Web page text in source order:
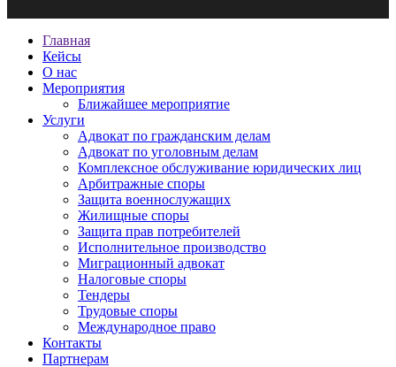
Главная
Кейсы
О нас
Мероприятия
Ближайшее мероприятие
Услуги
Адвокат по гражданским делам
Адвокат по уголовным делам
Комплексное обслуживание юридических лиц
Арбитражные споры
Защита военнослужащих
Жилищные споры
Защита прав потребителей
Исполнительное производство
Миграционный адвокат
Налоговые споры
Тендеры
Трудовые споры
Международное право
Контакты
Партнерам